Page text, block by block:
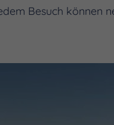
Besuch können